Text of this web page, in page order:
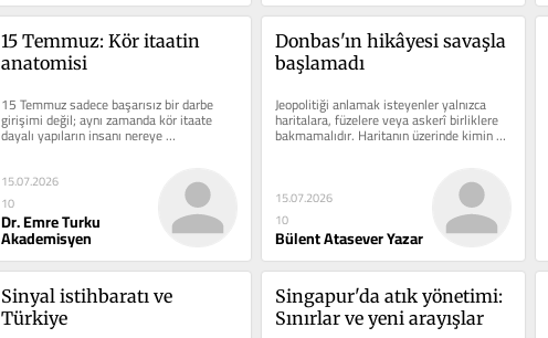
15 Temmuz: Kör itaatin
anatomisi
15 Temmuz sadece başarısız bir darbe
girişimi değil; aynı zamanda kör itaate
dayalı yapıların insanı nereye
sürükleyebileceğini de...
15.07.2026
10
Dr. Emre Turku
Akademisyen
Donbas'ın hikâyesi savaşla
başlamadı
Jeopolitiği anlamak isteyenler yalnızca
haritalara, füzelere veya askerî birliklere
bakmamalıdır. Haritanın üzerinde kimin
15.07.2026
10
Bülent Atasever Yazar
Sinyal istihbaratı ve
Türkiye
Singapur'da atık yönetimi:
Sınırlar ve yeni arayışlar